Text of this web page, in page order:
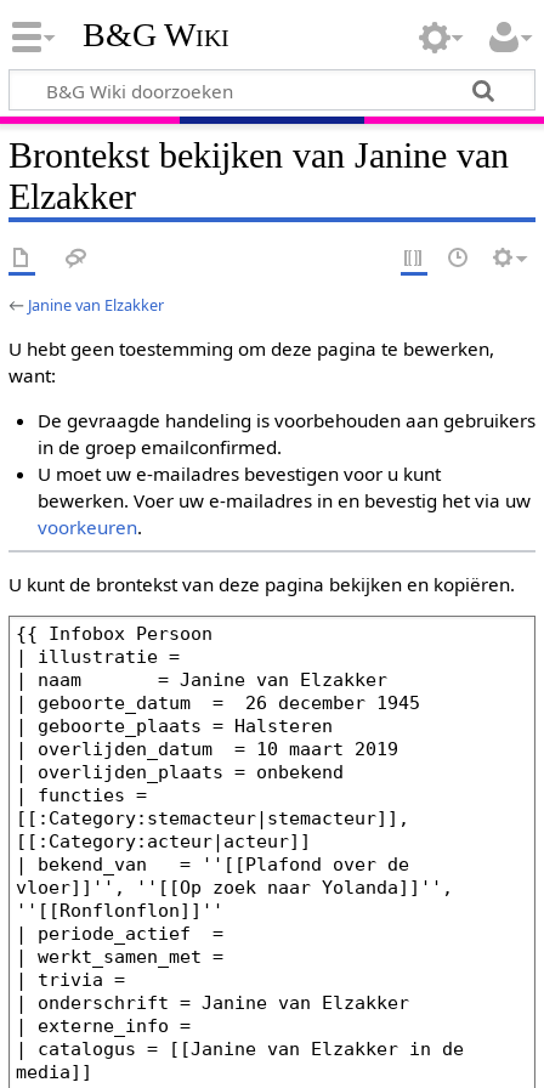
B&G Wiki
Brontekst bekijken van Janine van
Elzakker
← Janine van Elzakker
U hebt geen toestemming om deze pagina te bewerken,
want:
De gevraagde handeling is voorbehouden aan gebruikers
in de groep emailconfirmed.
U moet uw e-mailadres bevestigen voor u kunt
bewerken. Voer uw e-mailadres in en bevestig het via uw
voorkeuren.
U kunt de brontekst van deze pagina bekijken en kopiëren.